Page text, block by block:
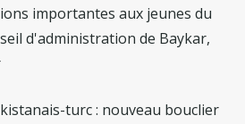
importantes aux jeunes du
d'administration de Baykar,
turc : nouveau bouclier